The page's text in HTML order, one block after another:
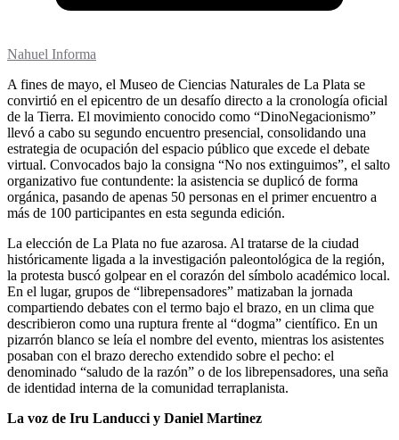
Nahuel Informa
A fines de mayo, el Museo de Ciencias Naturales de La Plata se
convirtió en el epicentro de un desafío directo a la cronología oficial
de la Tierra. El movimiento conocido como “DinoNegacionismo”
llevó a cabo su segundo encuentro presencial, consolidando una
estrategia de ocupación del espacio público que excede el debate
virtual. Convocados bajo la consigna “No nos extinguimos”, el salto
organizativo fue contundente: la asistencia se duplicó de forma
orgánica, pasando de apenas 50 personas en el primer encuentro a
más de 100 participantes en esta segunda edición.
La elección de La Plata no fue azarosa. Al tratarse de la ciudad
históricamente ligada a la investigación paleontológica de la región,
la protesta buscó golpear en el corazón del símbolo académico local.
En el lugar, grupos de “librepensadores” matizaban la jornada
compartiendo debates con el termo bajo el brazo, en un clima que
describieron como una ruptura frente al “dogma” científico. En un
pizarrón blanco se leía el nombre del evento, mientras los asistentes
posaban con el brazo derecho extendido sobre el pecho: el
denominado “saludo de la razón” o de los librepensadores, una seña
de identidad interna de la comunidad terraplanista.
La voz de Iru Landucci y Daniel Martinez